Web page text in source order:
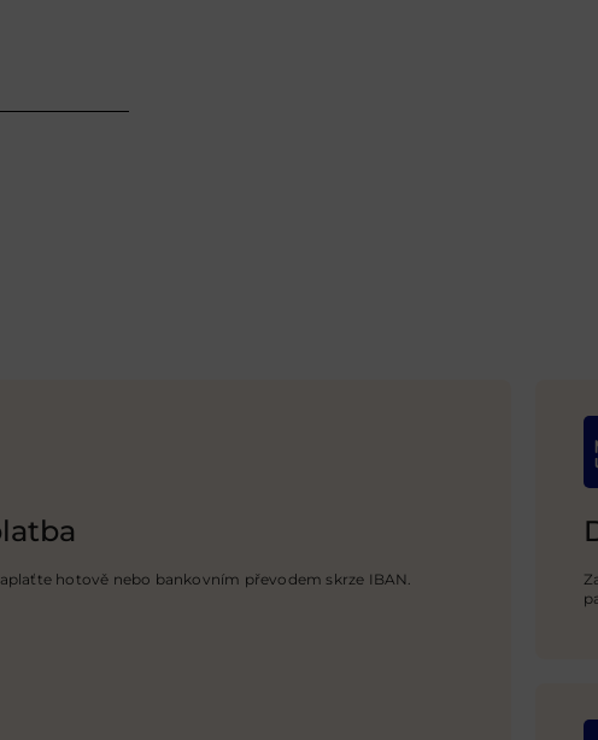
hotově nebo bankovním převodem skrze IBAN.